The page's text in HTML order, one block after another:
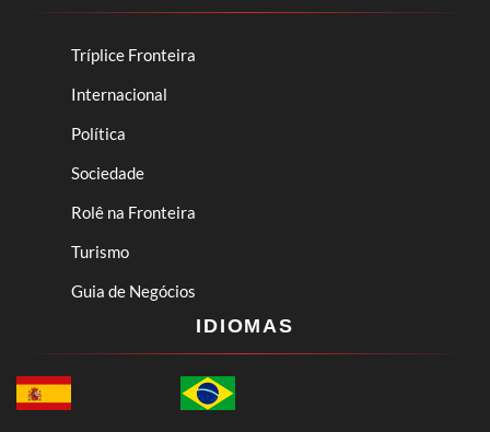
Tríplice Fronteira
Internacional
Política
Sociedade
Rolê na Fronteira
Turismo
Guia de Negócios
IDIOMAS